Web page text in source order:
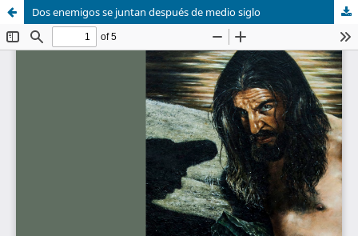
Dos enemigos se juntan después de medio siglo